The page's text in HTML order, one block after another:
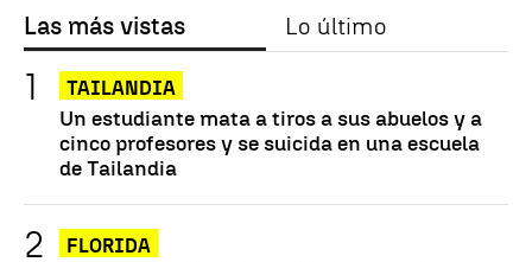
Las más vistas Lo último
TAILANDIA
Un estudiante mata a tiros a sus abuelos y a
cinco profesores y se suicida en una escuela
de Tailandia
FLORIDA